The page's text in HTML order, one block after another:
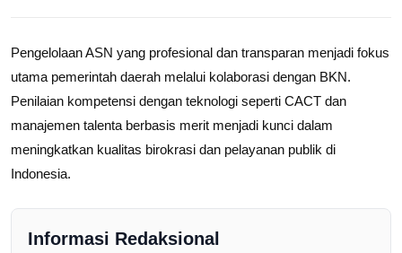
Pengelolaan ASN yang profesional dan transparan menjadi fokus
utama pemerintah daerah melalui kolaborasi dengan BKN.
Penilaian kompetensi dengan teknologi seperti CACT dan
manajemen talenta berbasis merit menjadi kunci dalam
meningkatkan kualitas birokrasi dan pelayanan publik di
Indonesia.
Informasi Redaksional